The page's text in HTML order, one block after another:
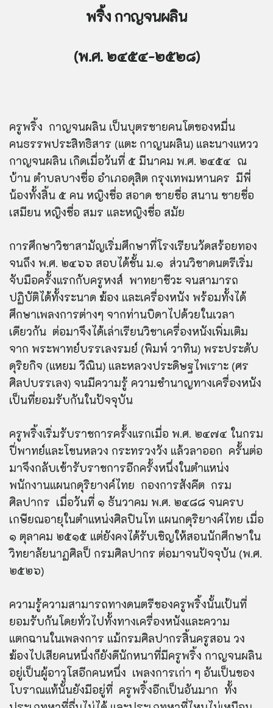
พริ้ง กาญจนผลิน
(พ.ศ. ๒๔๕๔-๒๕๒๘)
ครูพริ้ง กาญจนผลิน เป็นบุตรชายคนโตของหมื่น
คนธรรพประสิทธิสาร (แตะ กาญนผลิน) และนางแหวว
กาญจนผลิน เกิดเมื่อวันที่ ๕ มีนาคม พ.ศ. ๒๔๕๔ ณ
บ้าน ตำบลบางซื่อ อำเภอดุสิต กรุงเทพมหานคร มีพี่
น้องทั้งสิ้น ๕ คน หญิงชื่อ สอาด ชายชื่อ สนาน ชายชื่อ
เสมียน หญิงชื่อ สมร และหญิงชื่อ สมัย
การศึกษาวิชาสามัญเริ่มศึกษาที่โรงเรียนวัดสร้อยทอง
จนถึง พ.ศ. ๒๔๖๖ สอบได้ชั้น ม.๑ ส่วนวิชาดนตรีเริ่ม
จับมือครั้งแรกกับครูหงส์ พาทยาชีวะ จนสามารถ
ปฏิบัติได้ทั้งระนาด ฆ้อง และเครื่องหนัง พร้อมทั้งได้
ศึกษาเพลงการต่างๆ จากท่านบิดาไปด้วยในเวลา
เดียวกัน ต่อมาจึงได้เล่าเรียนวิชาเครื่องหนังเพิ่มเติม
จาก พระพาทย์บรรเลงรมย์ (พิมพ์ วาทิน) พระประดับ
ดุริยกิจ (แหยม วีณิน) และหลวงประดิษฐไพเราะ (ศร
ศิลปบรรเลง) จนมีความรู้ ความชำนาญทางเครื่องหนัง
เป็นที่ยอมรับกันในปัจจุบัน
ครูพริ้งเริ่มรับราชการครั้งแรกเมื่อ พ.ศ. ๒๔๗๔ ในกรม
ปี่พาทย์และโขนหลวง กระทรวงวัง แล้วลาออก ครั้นต่อ
มาจึงกลับเข้ารับราชการอีกครั้งหนึ่งในตำแหน่ง
พนักงานแผนกดุริยางค์ไทย กองการสังคีต กรม
ศิลปากร เมื่อวันที่ ๑ ธันวาคม พ.ศ. ๒๔๘๘ จนครบ
เกษียณอายุในตำแหน่งศิลปินโท แผนกดุริยางค์ไทย เมื่อ
๑ ตุลาคม ๒๕๑๕ แต่ยังคงได้รับเชิญให้สอนนักศึกษาใน
วิทยาลัยนาฏศิลป็ กรมศิลปากร ต่อมาจนปัจจุบัน (พ.ศ.
๒๕๒๖)
ความรู้ความสามารถทางดนตรีของครูพริ้งนั้นเป้นที่
ยอมรับกันโดยทั่วไปทั้งทางเครื่องหนังและความ
แตกฉานในเพลงการ แม้กรมศิลปากรสิ้นครูสอน วง
ฆ้องไปเสียคนหนึ่งก็ยังดีนักหนาที่มีครูพริ้ง กาญจนผลิน
อยู่เป็นผู้อาวุโสอีกคนหนึ่ง เพลงการเก่า ๆ อันเป็นของ
โบราณแท้นั้นยังมีอยู่ที่ ครูพริ้งอีกเป็นอันมาก ทั้ง